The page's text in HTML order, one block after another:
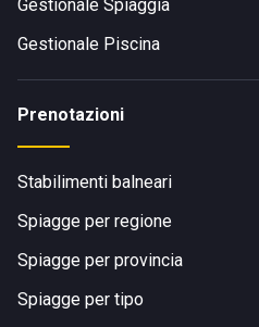
Gestionale Spiaggia
Gestionale Piscina
Prenotazioni
Stabilimenti balneari
Spiagge per regione
Spiagge per provincia
Spiagge per tipo